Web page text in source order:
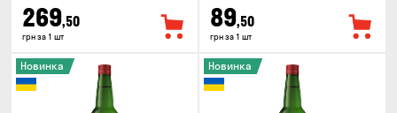
269,50
грн за 1 шт
89,50
грн за 1 шт
Новинка Новинка